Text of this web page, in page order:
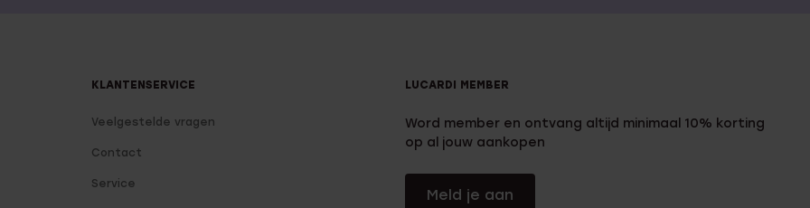
KLANTENSERVICE
Veelgestelde vragen
Contact
Service
LUCARDI MEMBER
Word member en ontvang altijd minimaal 10% korting
op al jouw aankopen
Meld je aan